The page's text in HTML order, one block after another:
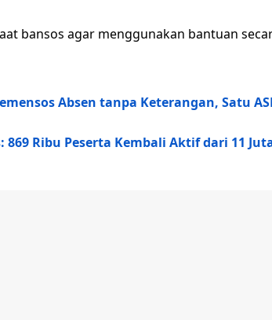
bansos agar menggunakan bantuan
Absen tanpa Keterangan, Satu
869 Ribu Peserta Kembali Aktif dari 11